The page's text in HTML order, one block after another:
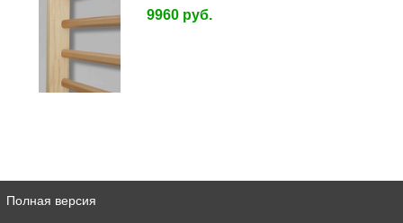
9960 руб.
Полная версия